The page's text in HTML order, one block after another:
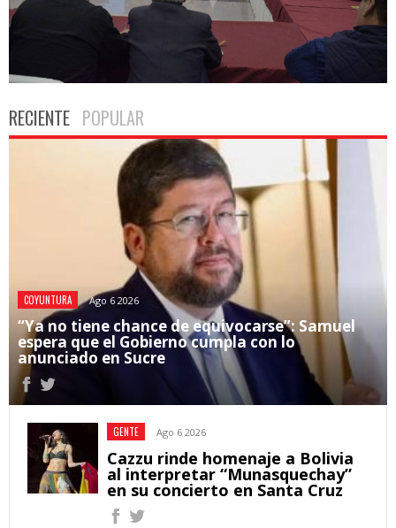
RECIENTE POPULAR
COYUNTURA Ago 6 2026
“Ya no tiene chance de equivocarse”: Samuel
espera que el Gobierno cumpla con lo
anunciado en Sucre
GENTE Ago 6 2026
Cazzu rinde homenaje a Bolivia
al interpretar “Munasquechay”
en su concierto en Santa Cruz